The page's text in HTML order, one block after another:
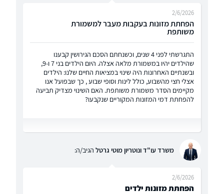
הפחתת מזונות בעקבות מעבר למשמורת
משותפת
2/6/2026
התגרשתי לפני 4 שנים, וכשנחתם הסכם הגירושין קבענו
שהילדים יהיו במשמורת מלאה אצלה. היום הילדים בני 7 ו-9,
ובשנתיים האחרונות היה שינוי במציאות החיים שלנו: הילדים
אצלי חצי מהשבוע, כולל לינות וסופי שבוע , כך שבפועל אנו
מקיימים הסדר משמורת משותפת. האם השינוי מצדיק תביעה
להפחתת דמי המזונות המקוריים שנקבעו?
משרד עו"ד ונוטריון מוטי גרטל הגיב/ה:
הפחתת מזונות ילדים
2/6/2026